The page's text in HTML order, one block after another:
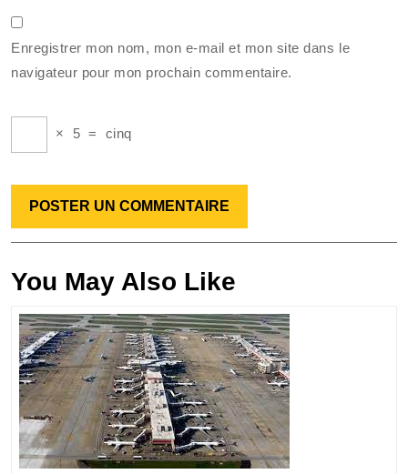
Enregistrer mon nom, mon e-mail et mon site dans le
navigateur pour mon prochain commentaire.
× 5 = cinq
You May Also Like